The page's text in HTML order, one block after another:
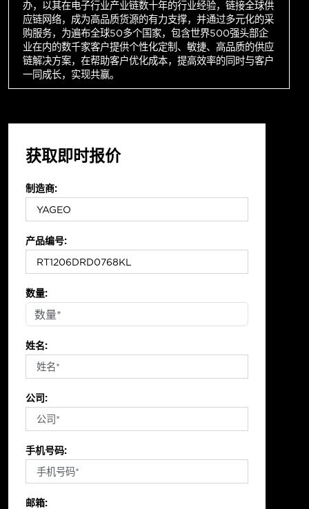
办，以其在电子行业产业链数十年的行业经验，链接全球供
应链网络，成为高品质货源的有力支撑，并通过多元化的采
购服务，为遍布全球50多个国家，包含世界500强头部企
业在内的数千家客户提供个性化定制、敏捷、高品质的供应
链解决方案，在帮助客户优化成本，提高效率的同时与客户
一同成长，实现共赢。
获取即时报价
制造商:
产品编号:
数量:
姓名:
公司:
手机号码:
邮箱: